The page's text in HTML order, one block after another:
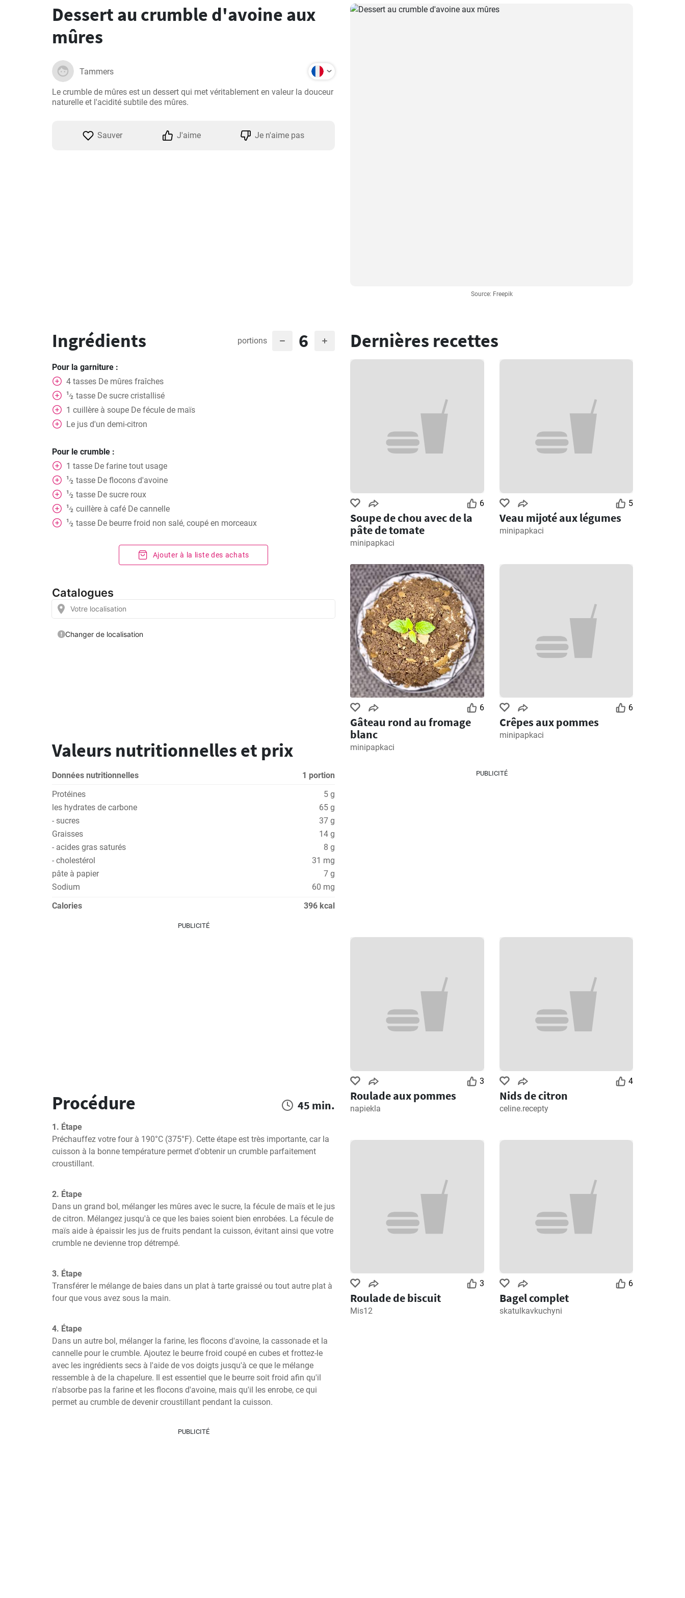
Source: Freepik
Dessert au crumble d'avoine aux
mûres
Tammers
Le crumble de mûres est un dessert qui met véritablement en valeur la douceur
naturelle et l'acidité subtile des mûres.
Sauver J'aime Je n'aime pas
Ingrédients portions 6
Pour la garniture :
4 tasses De mûres fraîches
1⁄2 tasse De sucre cristallisé
1 cuillère à soupe De fécule de maïs
Le jus d'un demi-citron
Pour le crumble :
1 tasse De farine tout usage
1⁄2 tasse De flocons d'avoine
1⁄2 tasse De sucre roux
1⁄2 cuillère à café De cannelle
1⁄2 tasse De beurre froid non salé, coupé en morceaux
Ajouter à la liste des achats
Valeurs nutritionnelles et prix
Données nutritionnelles
1 portion
Protéines
5 g
les hydrates de carbone
65 g
- sucres
37 g
Graisses
14 g
- acides gras saturés
8 g
- cholestérol
31 mg
pâte à papier
7 g
Sodium
60 mg
Calories
396 kcal
PUBLICITÉ
Procédure 45 min.
1. Étape
Préchauffez votre four à 190°C (375°F). Cette étape est très importante, car la
cuisson à la bonne température permet d'obtenir un crumble parfaitement
croustillant.
2. Étape
Dans un grand bol, mélanger les mûres avec le sucre, la fécule de maïs et le jus
de citron. Mélangez jusqu'à ce que les baies soient bien enrobées. La fécule de
maïs aide à épaissir les jus de fruits pendant la cuisson, évitant ainsi que votre
crumble ne devienne trop détrempé.
3. Étape
Transférer le mélange de baies dans un plat à tarte graissé ou tout autre plat à
four que vous avez sous la main.
4. Étape
Dans un autre bol, mélanger la farine, les flocons d'avoine, la cassonade et la
cannelle pour le crumble. Ajoutez le beurre froid coupé en cubes et frottez-le
avec les ingrédients secs à l'aide de vos doigts jusqu'à ce que le mélange
ressemble à de la chapelure. Il est essentiel que le beurre soit froid afin qu'il
n'absorbe pas la farine et les flocons d'avoine, mais qu'il les enrobe, ce qui
permet au crumble de devenir croustillant pendant la cuisson.
PUBLICITÉ
Dernières recettes
6
Soupe de chou avec de la
pâte de tomate
minipapkaci
5
Veau mijoté aux légumes
minipapkaci
6
Gâteau rond au fromage
blanc
minipapkaci
6
Crêpes aux pommes
minipapkaci
PUBLICITÉ
3
Roulade aux pommes
napiekla
4
Nids de citron
celine.recepty
3
Roulade de biscuit
Mis12
6
Bagel complet
skatulkavkuchyni